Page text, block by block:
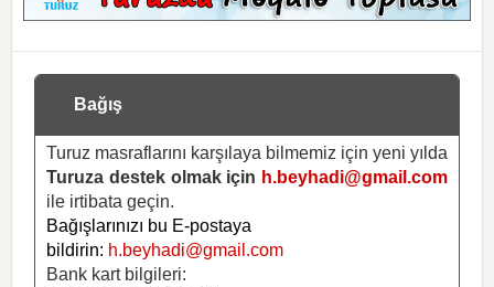
Bağış
Turuz masraflarını karşılaya bilmemiz için yeni yılda
Turuza destek olmak için h.beyhadi@gmail.com
ile irtibata geçin.
Bağışlarınızı bu E-postaya
bildirin: h.beyhadi@gmail.com
Bank kart bilgileri: